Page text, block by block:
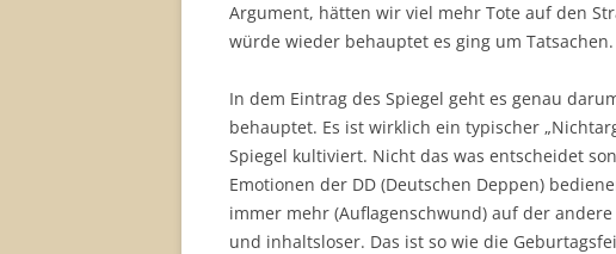
Argument, hätten wir viel mehr Tote auf den
würde wieder behauptet es ging um Tatsachen.
In dem Eintrag des Spiegel geht es genau
behauptet. Es ist wirklich ein typischer
Spiegel kultiviert. Nicht das was entscheidet
Emotionen der DD (Deutschen Deppen)
immer mehr (Auflagenschwund) auf der
und inhaltsloser. Das ist so wie die